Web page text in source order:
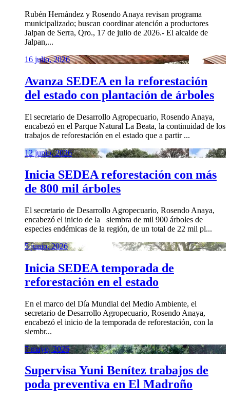
Rubén Hernández y Rosendo Anaya revisan programa
municipalizado; buscan coordinar atención a productores
Jalpan de Serra, Qro., 17 de julio de 2026.- El alcalde de
Jalpan,...
16 julio, 2026
Avanza SEDEA en la reforestación
del estado con plantación de árboles
El secretario de Desarrollo Agropecuario, Rosendo Anaya,
encabezó en el Parque Natural La Beata, la continuidad de los
trabajos de reforestación en el estado que a partir ...
12 junio, 2026
Inicia SEDEA reforestación con más
de 800 mil árboles
El secretario de Desarrollo Agropecuario, Rosendo Anaya,
encabezó el inicio de la siembra de mil 900 árboles de
especies endémicas de la región, de un total de 22 mil pl...
5 junio, 2026
Inicia SEDEA temporada de
reforestación en el estado
En el marco del Día Mundial del Medio Ambiente, el
secretario de Desarrollo Agropecuario, Rosendo Anaya,
encabezó el inicio de la temporada de reforestación, con la
siembr...
7 mayo, 2026
Supervisa Yuni Benítez trabajos de
poda preventiva en El Madroño